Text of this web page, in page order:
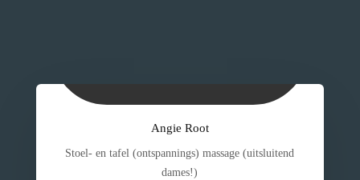
Angie Root
Stoel- en tafel (ontspannings) massage (uitsluitend
dames!)